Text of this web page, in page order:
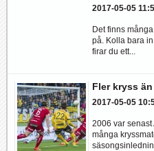
2017-05-05
Det finns
på. Kolla bara
firar du ett...
Fler kryss
2017-05-05
2006 var
många